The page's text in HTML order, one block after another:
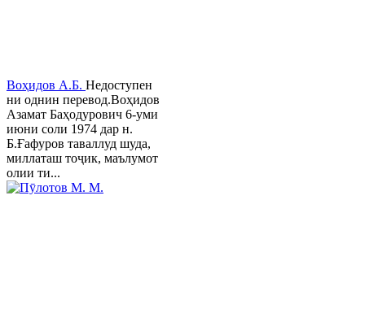
Воҳидов А.Б. Недоступен
ни однин перевод.Воҳидов
Азамат Баҳодурович 6-уми
июни соли 1974 дар н.
Б.Ғафуров таваллуд шуда,
миллаташ тоҷик, маълумот
олии ти...